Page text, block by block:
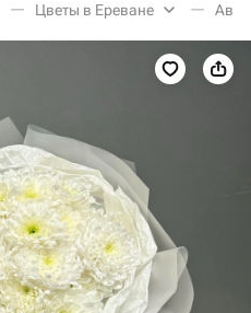
Цветы в Ереване